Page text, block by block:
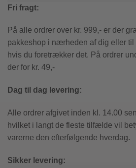
Fri fragt:
På alle ordrer over kr. 999,- er der
pakkeshop i nærheden af dig eller til
hvis du foretrækker det. På ordrer
der for kr. 49,-
Dag til dag levering:
Alle ordrer afgivet inden kl. 14.00
hvilket i langt de fleste tilfælde vil
varerne den efterfølgende hverdag.
Sikker levering: